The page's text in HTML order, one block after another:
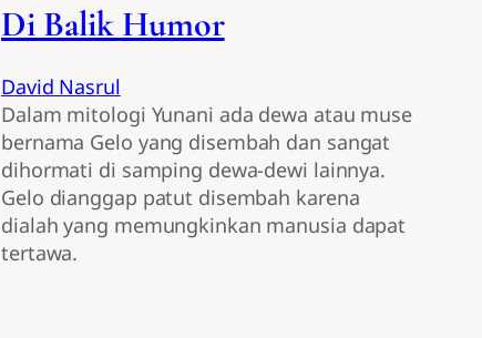
Di Balik Humor
David Nasrul
Dalam mitologi Yunani ada dewa atau muse
bernama Gelo yang disembah dan sangat
dihormati di samping dewa-dewi lainnya.
Gelo dianggap patut disembah karena
dialah yang memungkinkan manusia dapat
tertawa.